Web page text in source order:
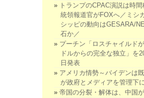
トランプのCPAC演説は時
統領報道官がFOXへ／ミシ
シッピの動向はGESARA/
石か／
プーチン「ロスチャイルド
ドルからの完全な独立」を
日発表
アメリカ情勢～バイデンは
が政府とメディアを管理下
帝国の分裂・解体は、中国